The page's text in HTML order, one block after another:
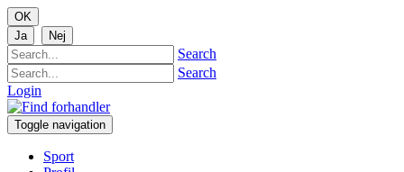
Search
Search
Login
Toggle navigation
Sport